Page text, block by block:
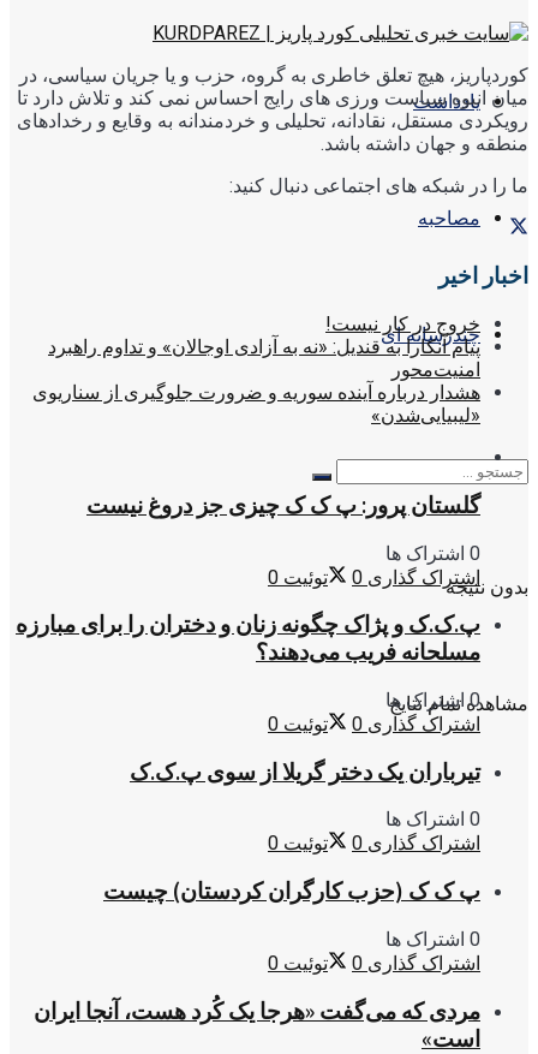
یادداشت
مصاحبه
چندرسانه ای
بدون نتیجه
مشاهده تمام نتایج
کوردپاریز، هیچ تعلق خاطری به گروه، حزب و یا جریان سیاسی، در
میان انبوه سیاست ورزی های رایج احساس نمی کند و تلاش دارد تا
رویکردی مستقل، نقادانه، تحلیلی و خردمندانه به وقایع و رخدادهای
منطقه و جهان داشته باشد.
ما را در شبکه های اجتماعی دنبال کنید:
اخبار اخیر
خروج در کار نیست!
پیام آنکارا به قندیل: «نه به آزادی اوجالان» و تداوم راهبرد
امنیت‌محور
هشدار درباره آینده سوریه و ضرورت جلوگیری از سناریوی
«لیبیایی‌شدن»
گلستان پرور: پ ک ک چیزی جز دروغ نیست
0 اشتراک ها
اشتراک گذاری 0 توئیت 0
پ.ک.ک و پژاک چگونه زنان و دختران را برای مبارزه
مسلحانه فریب می‌دهند؟
0 اشتراک ها
اشتراک گذاری 0 توئیت 0
تیرباران یک دختر گریلا از سوی پ.ک.ک
0 اشتراک ها
اشتراک گذاری 0 توئیت 0
پ ک ک (حزب کارگران کردستان) چیست
0 اشتراک ها
اشتراک گذاری 0 توئیت 0
مردی که می‌گفت «هرجا یک کُرد هست، آنجا ایران
است»